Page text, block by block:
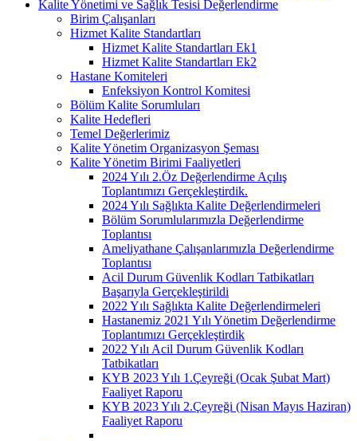
Kalite Yönetimi ve Sağlık Tesisi Değerlendirme
Birim Çalışanları
Hizmet Kalite Standartları
Hizmet Kalite Standartları Ek1
Hizmet Kalite Standartları Ek2
Hastane Komiteleri
Enfeksiyon Kontrol Komitesi
Bölüm Kalite Sorumluları
Kalite Hedefleri
Temel Değerlerimiz
Kalite Yönetim Organizasyon Şeması
Kalite Yönetim Birimi Faaliyetleri
2024 Yılı 2.Öz Değerlendirme Açılış
Toplantımızı Gerçekleştirdik.
2024 Yılı Sağlıkta Kalite Değerlendirmeleri
Bölüm Sorumlularımızla Değerlendirme
Toplantısı
Ameliyathane Çalışanlarımızla Değerlendirme
Toplantısı
Acil Durum Güvenlik Kodları Tatbikatları
Başarıyla Gerçekleştirildi
2022 Yılı Sağlıkta Kalite Değerlendirmeleri
Hastanemiz 2021 Yılı Yönetim Değerlendirme
Toplantımızı Gerçekleştirdik
2022 Yılı Acil Durum Güvenlik Kodları
Tatbikatları
KYB 2023 Yılı 1.Çeyreği (Ocak Şubat Mart)
Faaliyet Raporu
KYB 2023 Yılı 2.Çeyreği (Nisan Mayıs Haziran)
Faaliyet Raporu